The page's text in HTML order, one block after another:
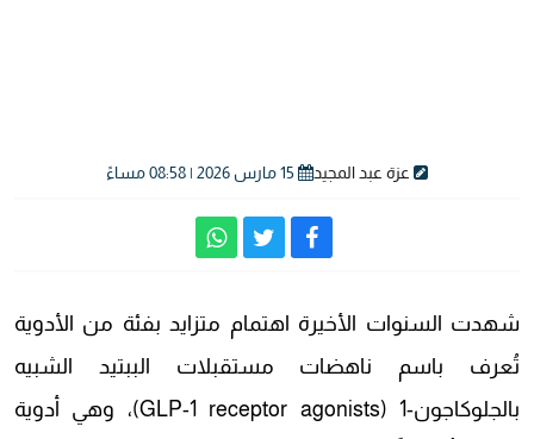
عزة عبد المجيد
شهدت السنوات الأخيرة اهتمام متزايد بفئة من الأدوية
تُعرف باسم ناهضات مستقبلات الببتيد الشبيه
بالجلوكاجون-1 (GLP-1 receptor agonists)، وهي أدوية